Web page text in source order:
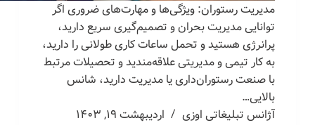
مدیریت رستوران: ویژگی‌ها و مهارت‌های ضروری اگر
توانایی مدیریت بحران و تصمیم‌گیری سریع دارید،
پرانرژی هستید و تحمل ساعات کاری طولانی را دارید،
به کار تیمی و مدیریتی علاقه‌مندید و تحصیلات مرتبط
با صنعت رستوران‌داری یا مدیریت دارید، شانس
بالایی…
آژانس تبلیغاتی اوزی
اردیبهشت ۱۹, ۱۴۰۳